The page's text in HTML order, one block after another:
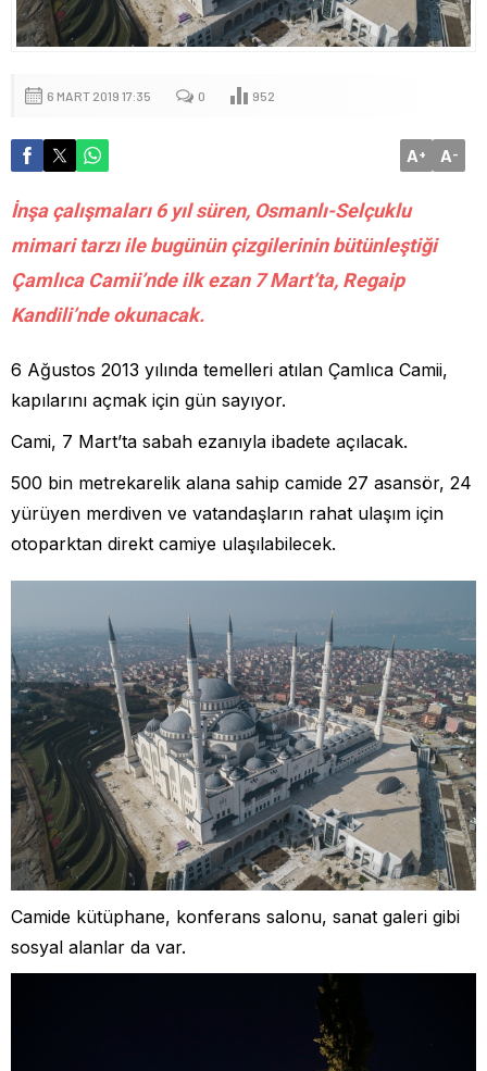
6 MART 2019 17:35 0 952
A+ A-
İnşa çalışmaları 6 yıl süren, Osmanlı-Selçuklu
mimari tarzı ile bugünün çizgilerinin bütünleştiği
Çamlıca Camii’nde ilk ezan 7 Mart’ta, Regaip
Kandili’nde okunacak.
6 Ağustos 2013 yılında temelleri atılan Çamlıca Camii,
kapılarını açmak için gün sayıyor.
Cami, 7 Mart’ta sabah ezanıyla ibadete açılacak.
500 bin metrekarelik alana sahip camide 27 asansör, 24
yürüyen merdiven ve vatandaşların rahat ulaşım için
otoparktan direkt camiye ulaşılabilecek.
Camide kütüphane, konferans salonu, sanat galeri gibi
sosyal alanlar da var.